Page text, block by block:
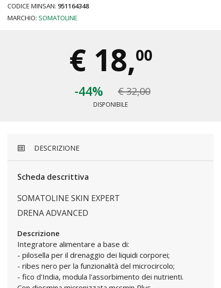
CODICE MINSAN: 951164348
MARCHIO: SOMATOLINE
€ 18,00
-44% € 32,00
DISPONIBILE
DESCRIZIONE
Scheda descrittiva
SOMATOLINE SKIN EXPERT
DRENA ADVANCED
Descrizione
Integratore alimentare a base di:
- pilosella per il drenaggio dei liquidi corporei;
- ribes nero per la funzionalità del microcircolo;
- fico d'India, modula l'assorbimento dei nutrienti.